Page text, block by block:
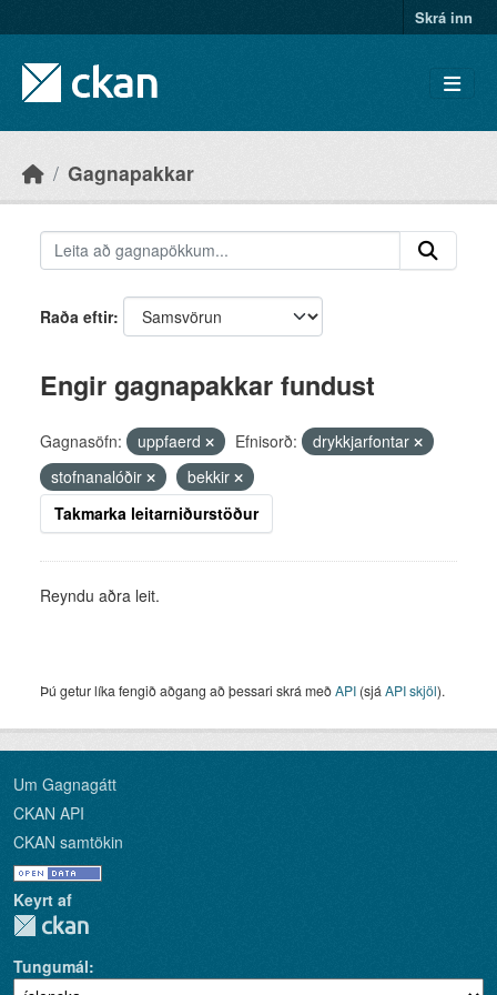
Skrá inn
Gagnapakkar
Raða eftir
Engir gagnapakkar fundust
Gagnasöfn: uppfaerd Efnisorð:
drykkjarfontar
stofnanalóðir
bekkir
Takmarka leitarniðurstöður
Reyndu aðra leit.
Þú getur líka fengið aðgang að þessari skrá meðAPI (sjá API skjöl).
Um Gagnagátt
CKAN API
CKAN samtökin
Keyrt af
Tungumál